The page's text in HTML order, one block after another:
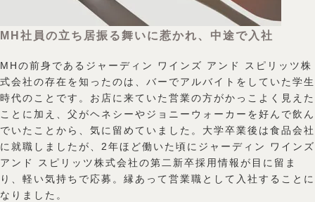
MH社員の立ち居振る舞いに惹かれ、中途で入社
MHの前身であるジャーディン ワインズ アンド スピリッツ株
式会社の存在を知ったのは、バーでアルバイトをしていた学生
時代のことです。お店に来ていた営業の方がかっこよく見えた
ことに加え、父がヘネシーやジョニーウォーカーを好んで飲ん
でいたことから、気に留めていました。大学卒業後は食品会社
に就職しましたが、2年ほど働いた頃にジャーディン ワインズ
アンド スピリッツ株式会社の第二新卒採用情報が目に留ま
り、軽い気持ちで応募。縁あって営業職として入社することに
なりました。